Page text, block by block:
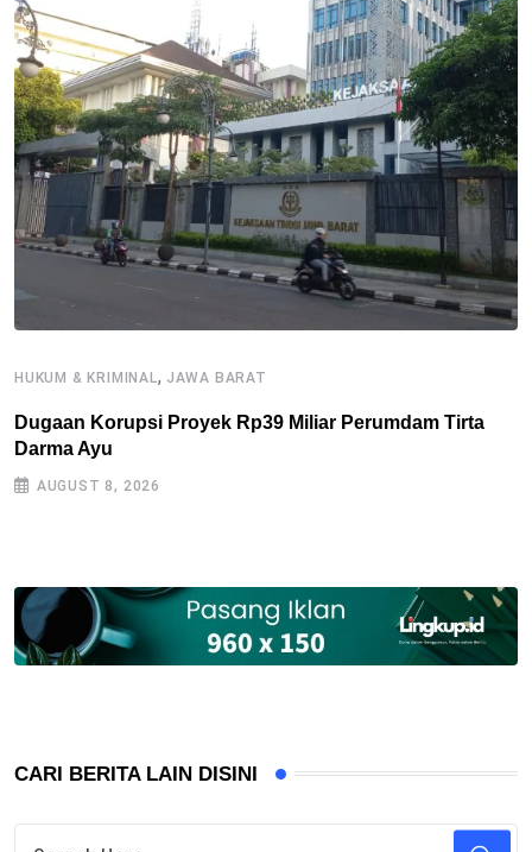
HUKUM & KRIMINAL, JAWA BARAT
Dugaan Korupsi Proyek Rp39 Miliar Perumdam Tirta
Darma Ayu
AUGUST 8, 2026
CARI BERITA LAIN DISINI